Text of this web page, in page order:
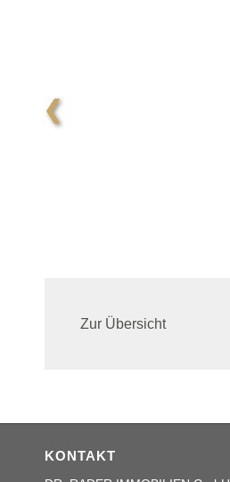
❮
Zur Übersicht
KONTAKT